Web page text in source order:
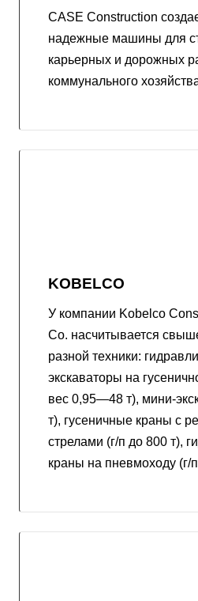
CASE Construction
надежные машины для
карьерных и дорожных
коммунального
KOBELCO
У компании Kobelco
Co. насчитывается
разной техники:
экскаваторы на
вес 0,95—48 т), мини-
т), гусеничные краны с
стрелами (г/п до 800 т),
краны на пневмоходу (г/